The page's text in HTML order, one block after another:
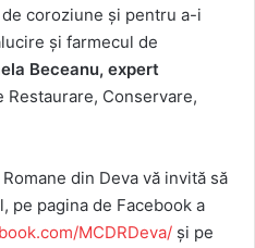
coroziune şi pentru a-i
şi farmecul de
Beceanu, expert
Restaurare, Conservare,
din Deva vă invită să
pe pagina de Facebook a
MCDRDeva/ și pe